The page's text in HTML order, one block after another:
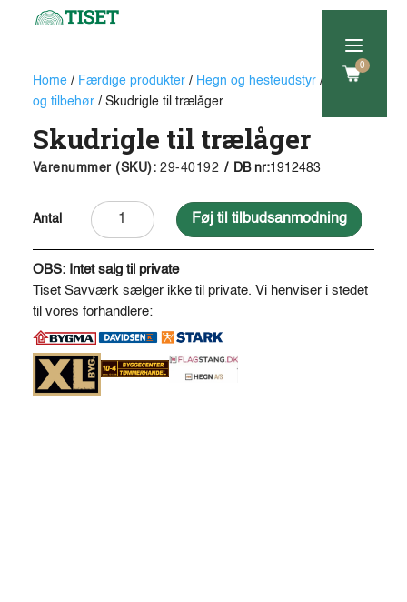
a
0
Home/ Færdige produkter/ Hegn og hesteudstyr/
Låger
og tilbehør/ Skudrigle til trælåger
Skudrigle til trælåger
Varenummer (SKU):29-40192 / DB nr:1912483
Skudrigle
til
trælåger
antal
Føj til tilbudsanmodning
t
r
OBS: Intet salg til private
Tiset Savværk sælger ikke til private. Vi henviser i stedet
til vores forhandlere: